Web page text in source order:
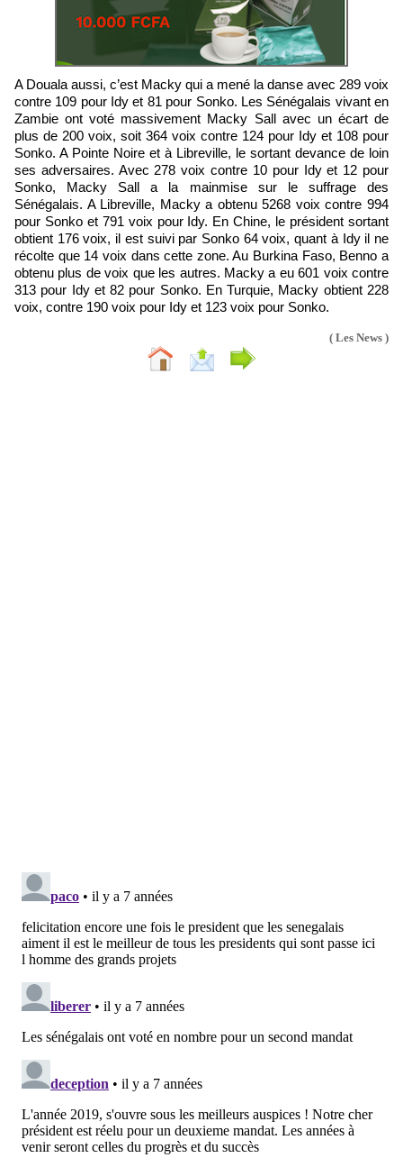
A Douala aussi, c’est Macky qui a mené la danse avec 289 voix
contre 109 pour Idy et 81 pour Sonko. Les Sénégalais vivant en
Zambie ont voté massivement Macky Sall avec un écart de
plus de 200 voix, soit 364 voix contre 124 pour Idy et 108 pour
Sonko. A Pointe Noire et à Libreville, le sortant devance de loin
ses adversaires. Avec 278 voix contre 10 pour Idy et 12 pour
Sonko, Macky Sall a la mainmise sur le suffrage des
Sénégalais. A Libreville, Macky a obtenu 5268 voix contre 994
pour Sonko et 791 voix pour Idy. En Chine, le président sortant
obtient 176 voix, il est suivi par Sonko 64 voix, quant à Idy il ne
récolte que 14 voix dans cette zone. Au Burkina Faso, Benno a
obtenu plus de voix que les autres. Macky a eu 601 voix contre
313 pour Idy et 82 pour Sonko. En Turquie, Macky obtient 228
voix, contre 190 voix pour Idy et 123 voix pour Sonko.
( Les News )